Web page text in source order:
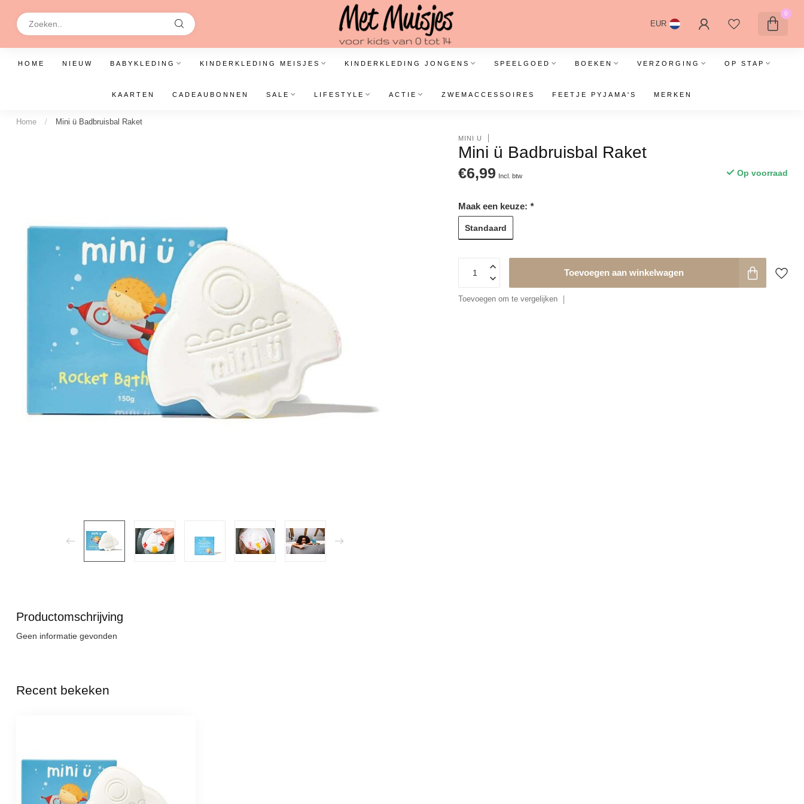
EUR
0
HOME NIEUW BABYKLEDING KINDERKLEDING MEISJES KINDERKLEDING JONGENS SPEELGOED BOEKEN VERZORGING OP STAP
KAARTEN CADEAUBONNEN SALE LIFESTYLE ACTIE ZWEMACCESSOIRES FEETJE PYJAMA'S MERKEN
Home / Mini ü Badbruisbal Raket
MINI Ü
Mini ü Badbruisbal Raket
€6,99 Incl. btw Op voorraad
Maak een keuze:*
Standaard
Toevoegen aan winkelwagen
Toevoegen om te vergelijken
Productomschrijving
Geen informatie gevonden
Recent bekeken